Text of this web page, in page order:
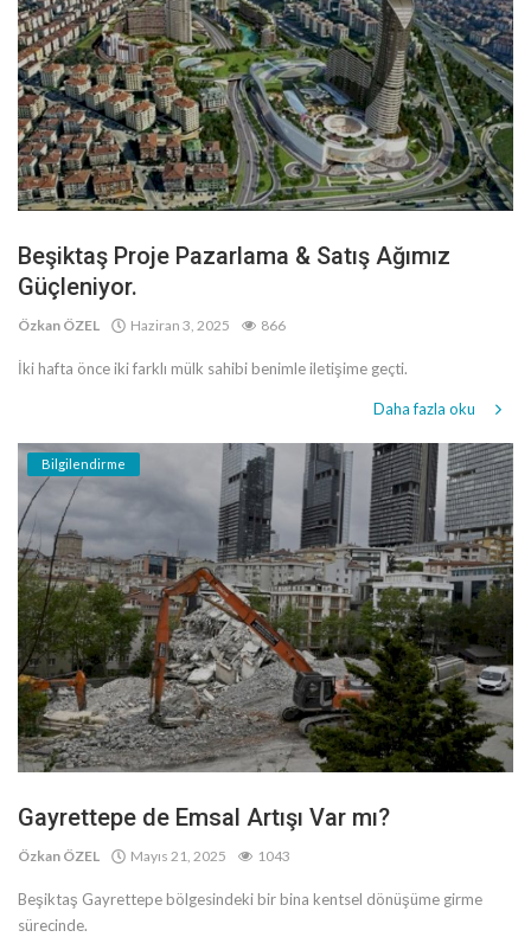
Beşiktaş Proje Pazarlama & Satış Ağımız
Güçleniyor.
Özkan ÖZEL Haziran 3, 2025 866
İki hafta önce iki farklı mülk sahibi benimle iletişime geçti.
Daha fazla oku
Bilgilendirme
Gayrettepe de Emsal Artışı Var mı?
Özkan ÖZEL Mayıs 21, 2025 1043
Beşiktaş Gayrettepe bölgesindeki bir bina kentsel dönüşüme girme
sürecinde.